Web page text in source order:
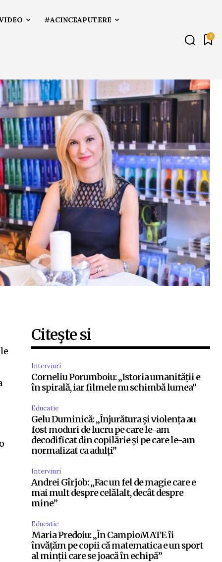
#ACINCEAPUTERE
0
Citeşte si
Interviuri
Corneliu Porumboiu: „Istoria umanității e
în spirală, iar filmele nu schimbă lumea”
Educatie
Gelu Duminică: „Înjurătura și violența au
fost moduri de lucru pe care le-am
decodificat din copilărie și pe care le-am
normalizat ca adulți”
Interviuri
Andrei Gîrjob: „Fac un fel de magie care e
mai mult despre celălalt, decât despre
mine”
Educatie
Maria Predoiu: „În CampioMATE îi
învățăm pe copii că matematica e un sport
al minții care se joacă în echipă”